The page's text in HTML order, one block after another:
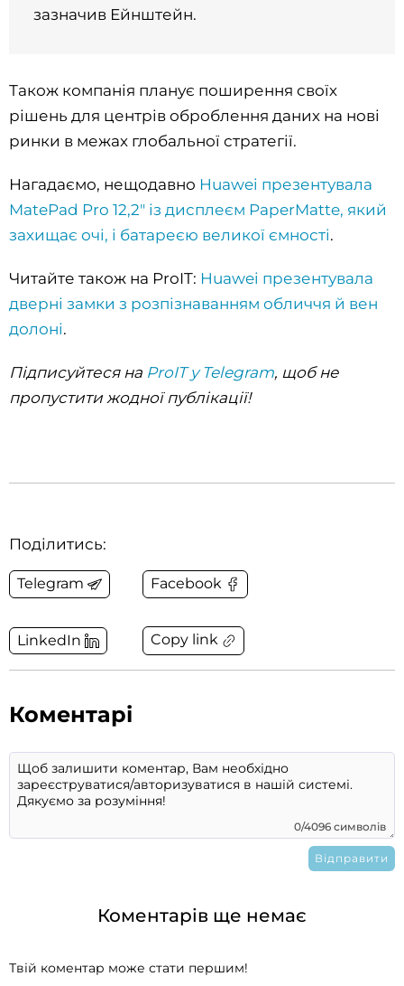
зазначив Ейнштейн.
Також компанія планує поширення своїх
рішень для центрів оброблення даних на нові
ринки в межах глобальної стратегії.
Нагадаємо, нещодавно Huawei презентувала
MatePad Pro 12,2" із дисплеєм PaperMatte, який
захищає очі, і батареєю великої ємності.
Читайте також на ProIT: Huawei презентувала
дверні замки з розпізнаванням обличчя й вен
долоні.
Підписуйтеся на ProIT у Telegram, щоб не
пропустити жодної публікації!
Поділитись:
Telegram Facebook
LinkedIn Copy link
Коментарі
0/4096 символів
Коментарів ще немає
Твій коментар може стати першим!